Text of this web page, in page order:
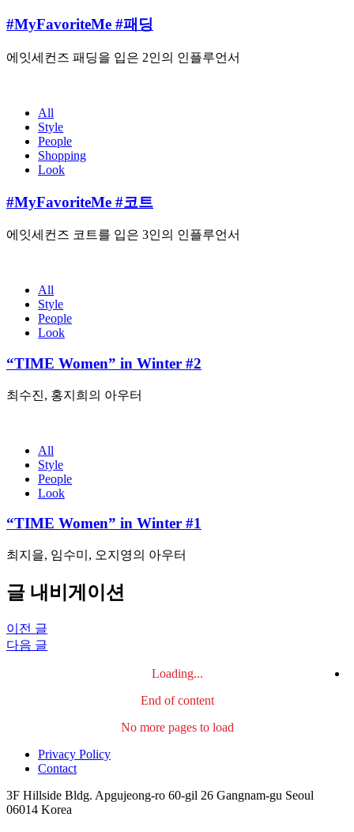
#MyFavoriteMe #패딩
에잇세컨즈 패딩을 입은 2인의 인플루언서
All
Style
People
Shopping
Look
#MyFavoriteMe #코트
에잇세컨즈 코트를 입은 3인의 인플루언서
All
Style
People
Look
“TIME Women” in Winter #2
최수진, 홍지희의 아우터
All
Style
People
Look
“TIME Women” in Winter #1
최지을, 임수미, 오지영의 아우터
글 내비게이션
이전 글
다음 글
Loading...
End of content
No more pages to load
Privacy Policy
Contact
3F Hillside Bldg. Apgujeong-ro 60-gil 26 Gangnam-gu Seoul
06014 Korea